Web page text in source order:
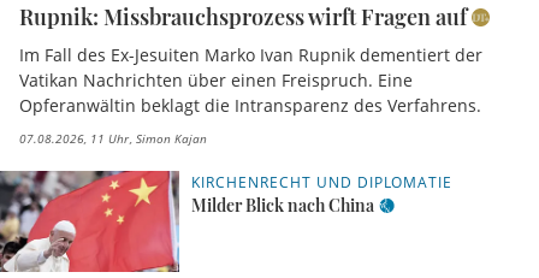
Rupnik: Missbrauchsprozess wirft Fragen auf
Im Fall des Ex-Jesuiten Marko Ivan Rupnik dementiert der
Vatikan Nachrichten über einen Freispruch. Eine
Opferanwältin beklagt die Intransparenz des Verfahrens.
07.08.2026, 11 Uhr Simon Kajan
KIRCHENRECHT UND DIPLOMATIE
Milder Blick nach China